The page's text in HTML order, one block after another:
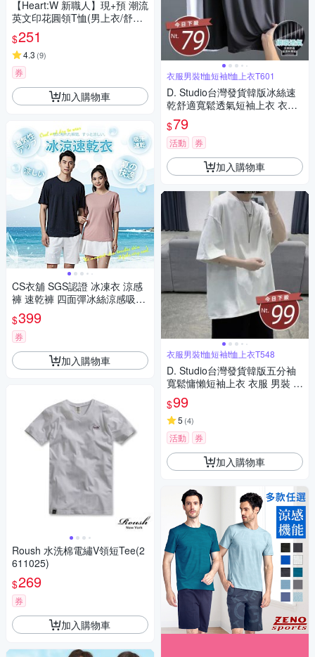
【Heart:W 新職人】現+預 潮流
英文印花圓領T恤(男上衣/舒適/
百搭/休閒)
$251
4.3 (9)
券
加入購物車
CS衣舖 SGS認證 冰凍衣 涼感
褲 速乾褲 四面彈冰絲涼感吸排
短袖T恤 多款多色
$399
券
加入購物車
Roush 水洗棉電繡V領短Tee(2
611025)
$269
券
加入購物車
衣服男裝t恤短袖t恤上衣T601
D. Studio台灣發貨韓版冰絲速
乾舒適寬鬆透氣短袖上衣 衣
服 男裝 t恤 短袖t恤 上衣T601
$79
活動 券
加入購物車
衣服男裝t恤短袖t恤上衣T548
D. Studio台灣發貨韓版五分袖
寬鬆慵懶短袖上衣 衣服 男裝 t
恤 短袖t恤 上衣T548
$99
5 (4)
活動 券
加入購物車